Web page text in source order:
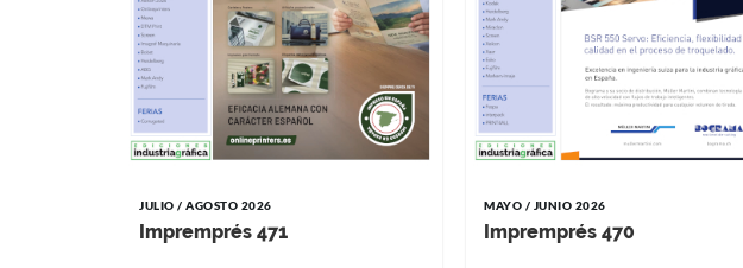
JULIO / AGOSTO 2026
Impremprés 471
MAYO / JUNIO 2026
Impremprés 470